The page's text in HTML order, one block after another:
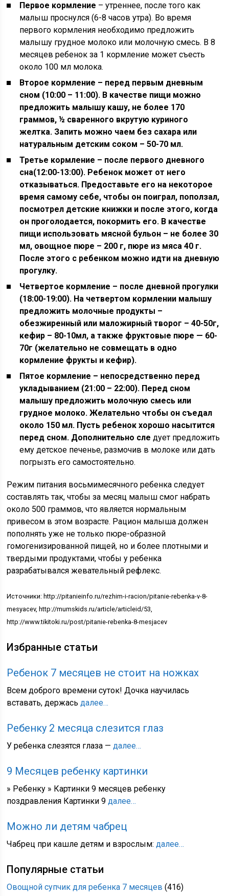
Первое кормление – утреннее, после того как
малыш проснулся (6-8 часов утра). Во время
первого кормления необходимо предложить
малышу грудное молоко или молочную смесь. В 8
месяцев ребенок за 1 кормление может съесть
около 100 мл молока.
Второе кормление – перед первым дневным
сном (10:00 – 11:00). В качестве пищи можно
предложить малышу кашу, не более 170
граммов, ½ сваренного вкрутую куриного
желтка. Запить можно чаем без сахара или
натуральным детским соком – 50-70 мл.
Третье кормление – после первого дневного
сна(12:00-13:00). Ребенок может от него
отказываться. Предоставьте его на некоторое
время самому себе, чтобы он поиграл, поползал,
посмотрел детские книжки и после этого, когда
он проголодается, покормить его. В качестве
пищи использовать мясной бульон – не более 30
мл, овощное пюре – 200 г, пюре из мяса 40 г.
После этого с ребенком можно идти на дневную
прогулку.
Четвертое кормление – после дневной прогулки
(18:00-19:00). На четвертом кормлении малышу
предложить молочные продукты –
обезжиренный или маложирный творог – 40-50г,
кефир – 80-10мл, а также фруктовые пюре — 60-
70г (желательно не совмещать в одно
кормление фрукты и кефир).
Пятое кормление – непосредственно перед
укладыванием (21:00 – 22:00). Перед сном
малышу предложить молочную смесь или
грудное молоко. Желательно чтобы он съедал
около 150 мл. Пусть ребенок хорошо насытится
перед сном. Дополнительно сле дует предложить
ему детское печенье, размочив в молоке или дать
погрызть его самостоятельно.
Режим питания восьмимесячного ребенка следует
составлять так, чтобы за месяц малыш смог набрать
около 500 граммов, что является нормальным
привесом в этом возрасте. Рацион малыша должен
пополнять уже не только пюре-образной
гомогенизированной пищей, но и более плотными и
твердыми продуктами, чтобы у ребенка
разрабатывался жевательный рефлекс.
Источники: http://pitanieinfo.ru/rezhim-i-racion/pitanie-rebenka-v-8-
mesyacev, http://mumskids.ru/article/articleid/53,
http://www.tikitoki.ru/post/pitanie-rebenka-8-mesjacev
Избранные статьи
Ребенок 7 месяцев не стоит на ножках
Всем доброго времени суток! Дочка научилась
вставать, держась далее…
Ребенку 2 месяца слезится глаз
У ребенка слезятся глаза — далее…
9 Месяцев ребенку картинки
» Ребенку » Картинки 9 месяцев ребенку
поздравления Картинки 9 далее…
Можно ли детям чабрец
Чабрец при кашле детям и взрослым: далее…
Популярные статьи
Овощной супчик для ребенка 7 месяцев (416)